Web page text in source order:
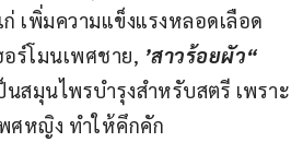
เพิ่มความแข็งแรงหลอดเลือด
ร์โมนเพศชาย, ’สาวร้อยผัว“
สมุนไพรบำรุงสำหรับสตรี เพราะ
ศหญิง ทำให้คึกคัก